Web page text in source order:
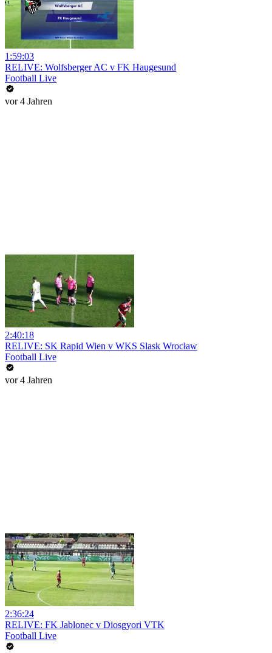
1:59:03
RELIVE: Wolfsberger AC v FK Haugesund
Football Live
vor 4 Jahren
2:40:18
RELIVE: SK Rapid Wien v WKS Slask Wrocław
Football Live
vor 4 Jahren
2:36:24
RELIVE: FK Jablonec v Diosgyori VTK
Football Live